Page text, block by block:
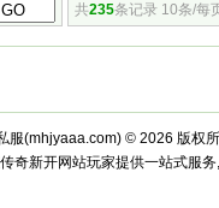
共235条记录 10条/每
服(mhjyaaa.com) © 2026 版权
奇新开网站玩家提供一站式服